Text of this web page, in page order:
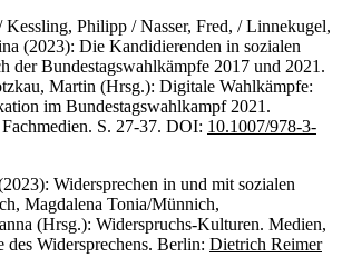
Philipp / Nasser, Fred, / Linnekugel,
(2023): Die Kandidierenden in sozialen
der Bundestagswahlkämpfe 2017 und 2021.
Martin (Hrsg.): Digitale Wahlkämpfe:
im Bundestagswahlkampf 2021.
S. 27-37. DOI: 10.1007/978-3-
Widersprechen in und mit sozialen
Magdalena Tonia/Münnich,
(Hrsg.): Widerspruchs-Kulturen. Medien,
des Widersprechens. Berlin: Dietrich Reimer